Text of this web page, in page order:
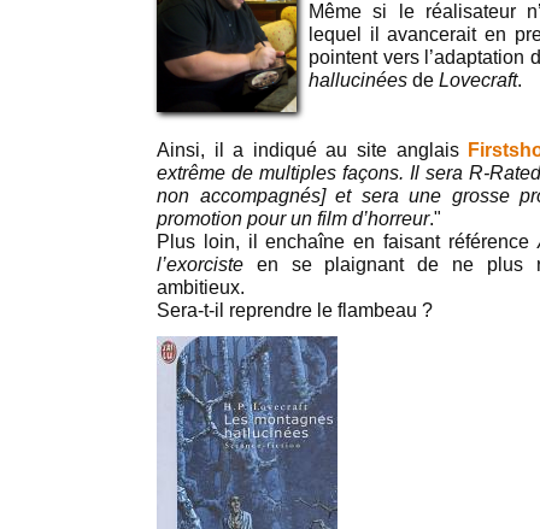
Même si le réalisateur
lequel il avancerait en
pointent vers l’adaptation
hallucinées de Lovecraft.
Ainsi, il a indiqué au site anglais
extrême de multiples façons. Il sera R-
non accompagnés] et sera une grosse
promotion pour un film d’horreur."
Plus loin, il enchaîne en faisant référence
l’exorciste en se plaignant de ne plus
ambitieux.
Sera-t-il reprendre le flambeau ?